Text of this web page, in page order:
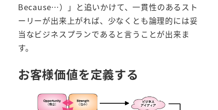
Because…）」と追いかけて、一貫性のあるスト
ーリーが出来上がれば、少なくとも論理的には妥
当なビジネスプランであると言うことが出来ま
す。
お客様価値を定義する